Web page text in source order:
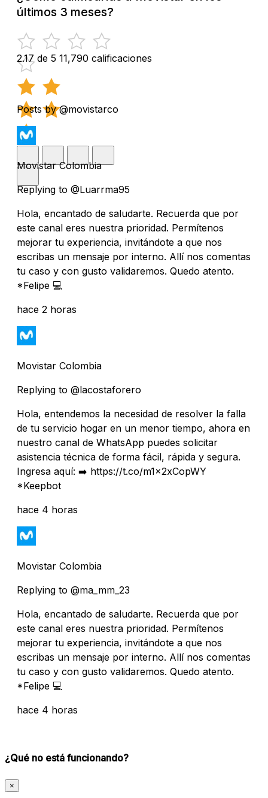
últimos 3 meses?
2.17 de 5 11,790 calificaciones
Posts by @movistarco
Movistar Colombia
Replying to @Luarrma95
Hola, encantado de saludarte. Recuerda que por
este canal eres nuestra prioridad. Permítenos
mejorar tu experiencia, invitándote a que nos
escribas un mensaje por interno. Allí nos comentas
tu caso y con gusto validaremos. Quedo atento.
*Felipe 💻
hace 2 horas
Movistar Colombia
Replying to @lacostaforero
Hola, entendemos la necesidad de resolver la falla
de tu servicio hogar en un menor tiempo, ahora en
nuestro canal de WhatsApp puedes solicitar
asistencia técnica de forma fácil, rápida y segura.
Ingresa aquí: ➡️ https://t.co/m1x2xCopWY
*Keepbot
hace 4 horas
Movistar Colombia
Replying to @ma_mm_23
Hola, encantado de saludarte. Recuerda que por
este canal eres nuestra prioridad. Permítenos
mejorar tu experiencia, invitándote a que nos
escribas un mensaje por interno. Allí nos comentas
tu caso y con gusto validaremos. Quedo atento.
*Felipe 💻
hace 4 horas
¿Qué no está funcionando?
×